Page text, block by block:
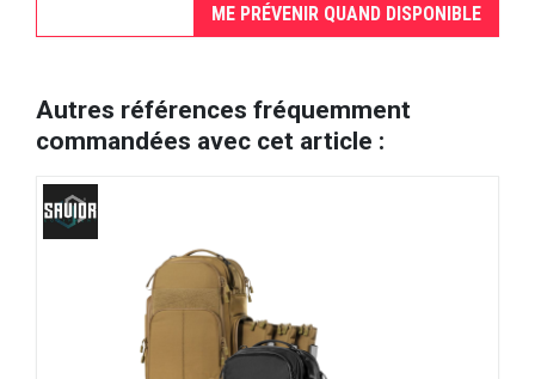
ME PRÉVENIR QUAND DISPONIBLE
Autres références fréquemment
commandées avec cet article :